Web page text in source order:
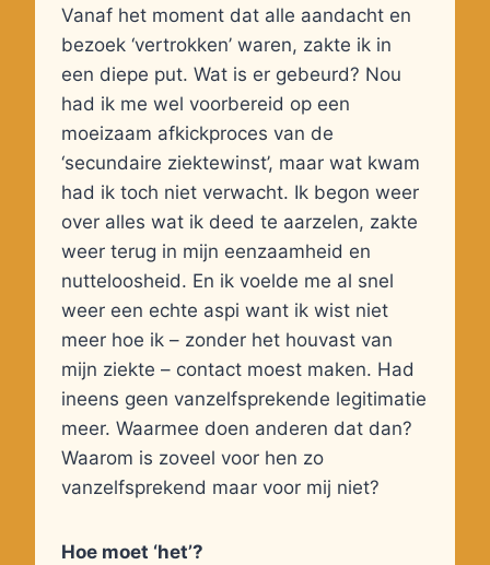
Vanaf het moment dat alle aandacht en
bezoek ‘vertrokken’ waren, zakte ik in
een diepe put. Wat is er gebeurd? Nou
had ik me wel voorbereid op een
moeizaam afkickproces van de
‘secundaire ziektewinst’, maar wat kwam
had ik toch niet verwacht. Ik begon weer
over alles wat ik deed te aarzelen, zakte
weer terug in mijn eenzaamheid en
nutteloosheid. En ik voelde me al snel
weer een echte aspi want ik wist niet
meer hoe ik – zonder het houvast van
mijn ziekte – contact moest maken. Had
ineens geen vanzelfsprekende legitimatie
meer. Waarmee doen anderen dat dan?
Waarom is zoveel voor hen zo
vanzelfsprekend maar voor mij niet?
Hoe moet ‘het’?